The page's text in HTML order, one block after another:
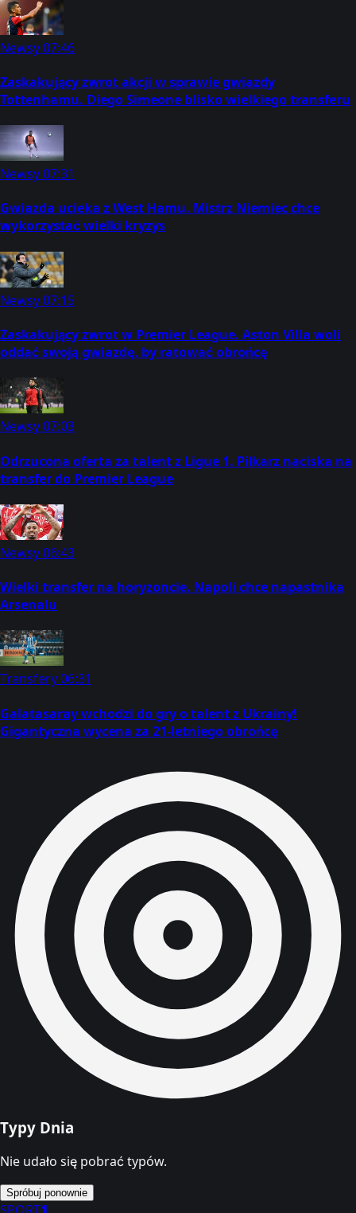
Newsy07:46
Zaskakujący zwrot akcji w sprawie gwiazdy
Tottenhamu. Diego Simeone blisko wielkiego transferu
Newsy07:31
Gwiazda ucieka z West Hamu. Mistrz Niemiec chce
wykorzystać wielki kryzys
Newsy07:15
Zaskakujący zwrot w Premier League. Aston Villa woli
oddać swoją gwiazdę, by ratować obrońcę
Newsy07:03
Odrzucona oferta za talent z Ligue 1. Piłkarz naciska na
transfer do Premier League
Newsy06:43
Wielki transfer na horyzoncie. Napoli chce napastnika
Arsenalu
Transfery06:31
Galatasaray wchodzi do gry o talent z Ukrainy!
Gigantyczna wycena za 21-letniego obrońcę
Typy Dnia
Nie udało się pobrać typów.
Spróbuj ponownie